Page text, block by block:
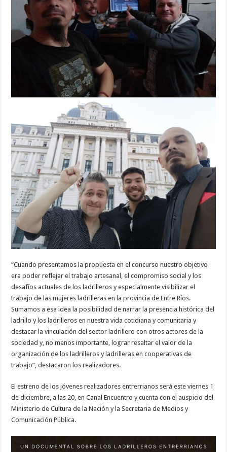
“Cuando presentamos la propuesta en el concurso nuestro objetivo
era poder reflejar el trabajo artesanal, el compromiso social y los
desafíos actuales de los ladrilleros y especialmente visibilizar el
trabajo de las mujeres ladrilleras en la provincia de Entre Ríos.
Sumamos a esa idea la posibilidad de narrar la presencia histórica del
ladrillo y los ladrilleros en nuestra vida cotidiana y comunitaria y
destacar la vinculación del sector ladrillero con otros actores de la
sociedad y, no menos importante, lograr resaltar el valor de la
organización de los ladrilleros y ladrilleras en cooperativas de
trabajo”, destacaron los realizadores.
El estreno de los jóvenes realizadores entrerrianos será este viernes 1
de diciembre, a las 20, en Canal Encuentro y cuenta con el auspicio del
Ministerio de Cultura de la Nación y la Secretaria de Medios y
Comunicación Pública.